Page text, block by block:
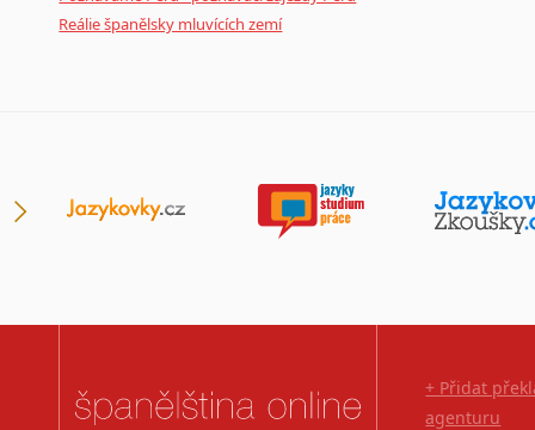
Reálie španělsky mluvících zemí
+ Přidat
agenturu